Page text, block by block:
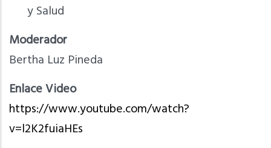
y Salud
Moderador
Bertha Luz Pineda
Enlace Video
https://www.youtube.com/watch?
v=l2K2fuiaHEs